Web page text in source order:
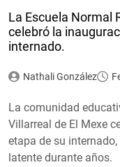
La Escuela Normal
celebró la
internado.
Nathali González
La comunidad
Villarreal de El Mexe
etapa de su
latente durante años.